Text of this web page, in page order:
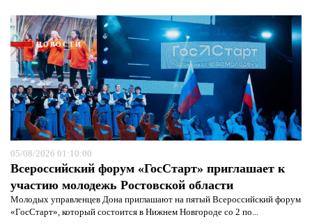
НОВОСТИ
05/08/2026 01:10:00
Всероссийский форум «ГосСтарт» приглашает к
участию молодежь Ростовской области
Молодых управленцев Дона приглашают на пятый Всероссийский форум
«ГосСтарт», который состоится в Нижнем Новгороде со 2 по...